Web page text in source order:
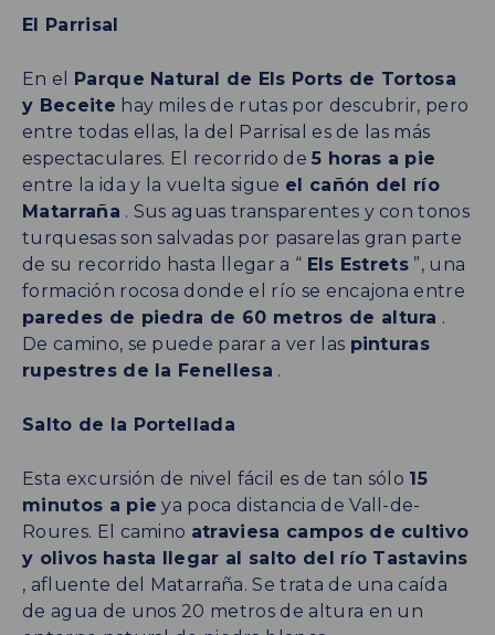
El Parrisal
En el Parque Natural de Els Ports de Tortosa
y Beceite hay miles de rutas por descubrir, pero
entre todas ellas, la del Parrisal es de las más
espectaculares. El recorrido de5 horas a pie
entre la ida y la vuelta sigue el cañón del río
Matarraña . Sus aguas transparentes y con tonos
turquesas son salvadas por pasarelas gran parte
de su recorrido hasta llegar a “ Els Estrets ”, una
formación rocosa donde el río se encajona entre
paredes de piedra de 60 metros de altura .
De camino, se puede parar a ver las pinturas
rupestres de la Fenellesa .
Salto de la Portellada
Esta excursión de nivel fácil es de tan sólo 15
minutos a pie ya poca distancia de Vall-de-
Roures. El camino atraviesa campos de cultivo
y olivos hasta llegar al salto del río Tastavins
, afluente del Matarraña. Se trata de una caída
de agua de unos 20 metros de altura en un